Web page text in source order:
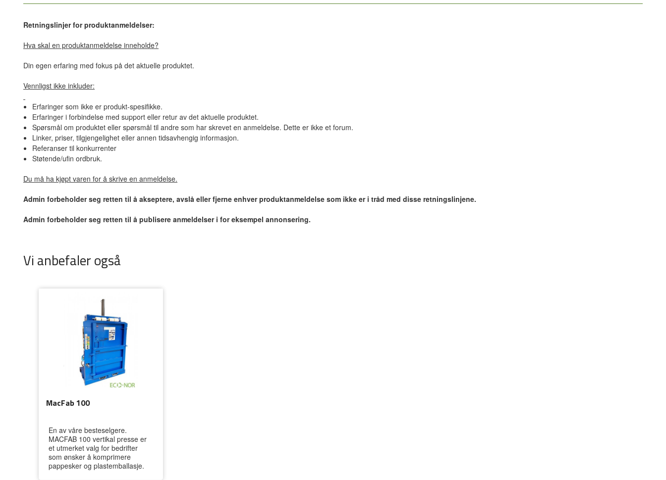
Retningslinjer for produktanmeldelser:
Hva skal en produktanmeldelse inneholde?
Din egen erfaring med fokus på det aktuelle produktet.
Vennligst ikke inkluder:
Erfaringer som ikke er produkt-spesifikke.
Erfaringer i forbindelse med support eller retur av det aktuelle produktet.
Spørsmål om produktet eller spørsmål til andre som har skrevet en anmeldelse. Dette er ikke et forum.
Linker, priser, tilgjengelighet eller annen tidsavhengig informasjon.
Referanser til konkurrenter
Støtende/ufin ordbruk.
Du må ha kjøpt varen for å skrive en anmeldelse.
Admin forbeholder seg retten til å akseptere, avslå eller fjerne enhver produktanmeldelse som ikke er i tråd med disse retningslinjene.
Admin forbeholder seg retten til å publisere anmeldelser i for eksempel annonsering.
Vi anbefaler også
MacFab 100
En av våre besteselgere.
MACFAB 100 vertikal presse er
et utmerket valg for bedrifter
som ønsker å komprimere
pappesker og plastemballasje.